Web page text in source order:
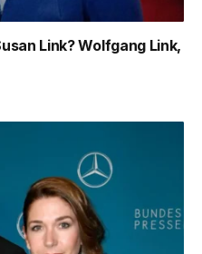
Link? Wolfgang Link,